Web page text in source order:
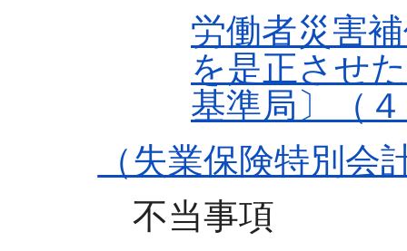
労働者災害
を是正させ
基準局〕（
（失業保険特別会
不当事項